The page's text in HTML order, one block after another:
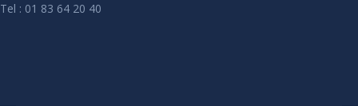
Tel : 01 83 64 20 40